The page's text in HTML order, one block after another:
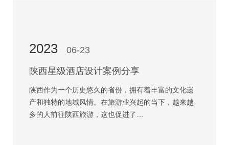
2023 06-23
陕西星级酒店设计案例分享
陕西作为一个历史悠久的省份，拥有着丰富的文化遗
产和独特的地域风情。在旅游业兴起的当下，越来越
多的人前往陕西旅游，这也促进了…